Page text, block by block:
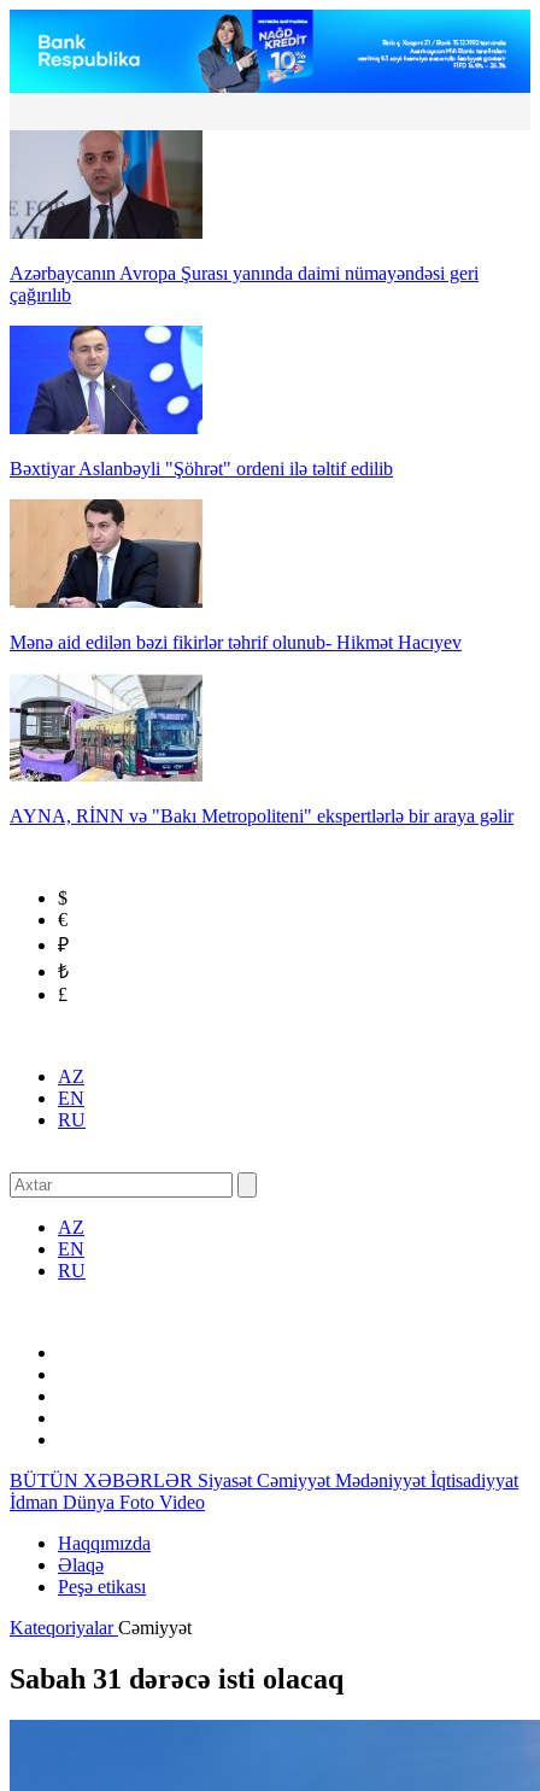
Azərbaycanın Avropa Şurası yanında daimi nümayəndəsi geri
çağırılıb
Bəxtiyar Aslanbəyli "Şöhrət" ordeni ilə təltif edilib
Mənə aid edilən bəzi fikirlər təhrif olunub- Hikmət Hacıyev
AYNA, RİNN və "Bakı Metropoliteni" ekspertlərlə bir araya gəlir
$
€
₽
₺
£
AZ
EN
RU
AZ
EN
RU
BÜTÜN XƏBƏRLƏR Siyasət Cəmiyyət Mədəniyyət İqtisadiyyat
İdman Dünya Foto Video
Haqqımızda
Əlaqə
Peşə etikası
KateqoriyalarCəmiyyət
Sabah 31 dərəcə isti olacaq